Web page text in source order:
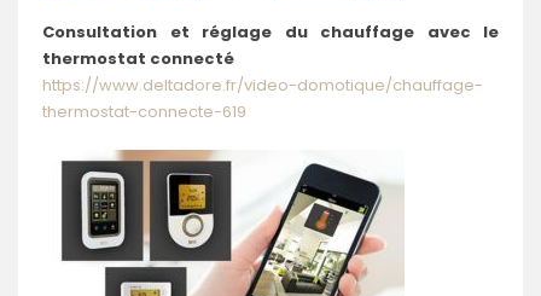
Consultation et réglage du chauffage avec le
thermostat connecté
https://www.deltadore.fr/video-domotique/chauffage-
thermostat-connecte-619